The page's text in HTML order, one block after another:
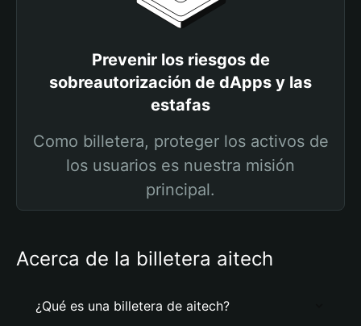
Prevenir los riesgos de
sobreautorización de dApps y las
estafas
Como billetera, proteger los activos de
los usuarios es nuestra misión
principal.
Acerca de la billetera aitech
¿Qué es una billetera de aitech?